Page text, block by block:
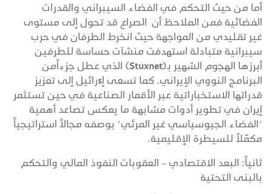
أما من حيث التحكم في الفضاء السيبراني والقدرات
الفضائية فمن الملاحظ أن الصراع قد تحول إلى مستوى
غير تقليدي من المواجهة حيث انخرط الطرفان في حرب
سيبرانية متبادلة استهدفت منشآت حساسة للطرفين
أبرزها الهجوم الشهير بـ(Stuxnet) الذي عطل جزءاًمن
البرنامج النووي الإيراني. كما تسعى إsرائيل إلى تعزيز
قدراتها الاستخباراتية عبر الأقمار الصناعية في حين تستثمر
إيران في تطوير أدوات مشابهة ما يعكس تصاعد أهمية
"الفضاء الجيوسياسي غير المرئي" بوصفه مجالاً استراتيجياً
مكمّلاً للسيطرة الإقليمية.
ثانياً: البعد الاقتصادي – العقوبات النفوذ المالي والتحكم
بالبنى التحتية